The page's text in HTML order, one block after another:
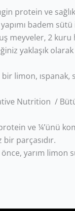
protein ve
badem
meyveler, 2 kuru
yaklaşık
limon, ıspanak,
Nutrition /
protein ve ¼’ünü
bir parçasıdır.
yarım limon